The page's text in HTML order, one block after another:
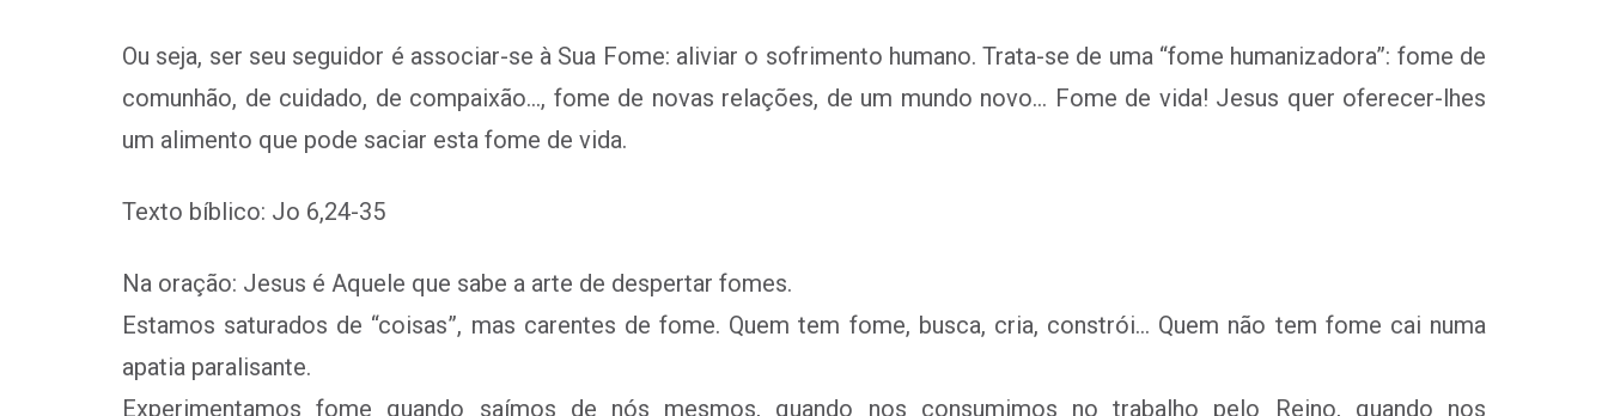
Ou seja, ser seu seguidor é associar-se à Sua Fome: aliviar o sofrimento humano. Trata-se de uma “fome humanizadora”: fome de
comunhão, de cuidado, de compaixão…, fome de novas relações, de um mundo novo… Fome de vida! Jesus quer oferecer-lhes
um alimento que pode saciar esta fome de vida.
Texto bíblico: Jo 6,24-35
Na oração: Jesus é Aquele que sabe a arte de despertar fomes.
Estamos saturados de “coisas”, mas carentes de fome. Quem tem fome, busca, cria, constrói… Quem não tem fome cai numa
apatia paralisante.
Experimentamos fome quando saímos de nós mesmos, quando nos consumimos no trabalho pelo Reino, quando nos